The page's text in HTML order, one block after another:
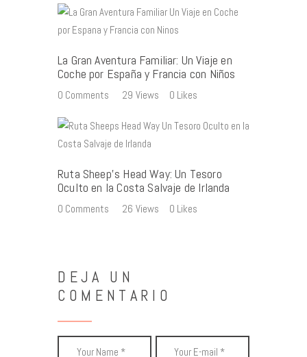
La Gran Aventura Familiar: Un Viaje en
Coche por España y Francia con Niños
0 Comments 29 Views 0 Likes
Ruta Sheep’s Head Way: Un Tesoro
Oculto en la Costa Salvaje de Irlanda
0 Comments 26 Views 0 Likes
DEJA UN
COMENTARIO